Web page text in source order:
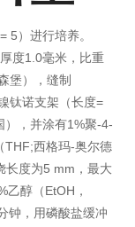
= 5）进行培养。
度1.0毫米，比重
堡），缝制
钛诺支架（长度=
），并涂有1%聚-4-
THF;西格玛-奥尔德
长度为5 mm，最大
醇（EtOH，
钟，用磷酸盐缓冲